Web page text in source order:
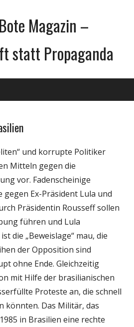
Magazin –
statt Propaganda
und korrupte Politiker
Mitteln gegen die
vor. Fadenscheinige
Ex-Präsident Lula und
Präsidentin Rousseff sollen
führen und Lula
die „Beweislage“ mau, die
der Opposition sind
ohne Ende. Gleichzeitig
mit Hilfe der brasilianischen
Proteste an, die schnell
könnten. Das Militär, das
in Brasilien eine rechte